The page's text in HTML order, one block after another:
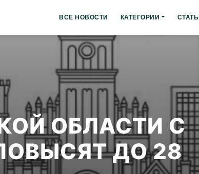
ВСЕ НОВОСТИ КАТЕГОРИИ
ОБЛАСТИ С
ДО 28